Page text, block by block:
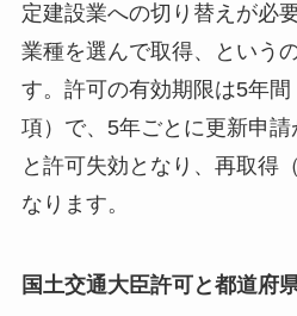
定建設業への切り替えが必
業種を選んで取得、という
す。許可の有効期限は5年
項）で、5年ごとに更新申
と許可失効となり、再取得
なります。
国土交通大臣許可と都道府